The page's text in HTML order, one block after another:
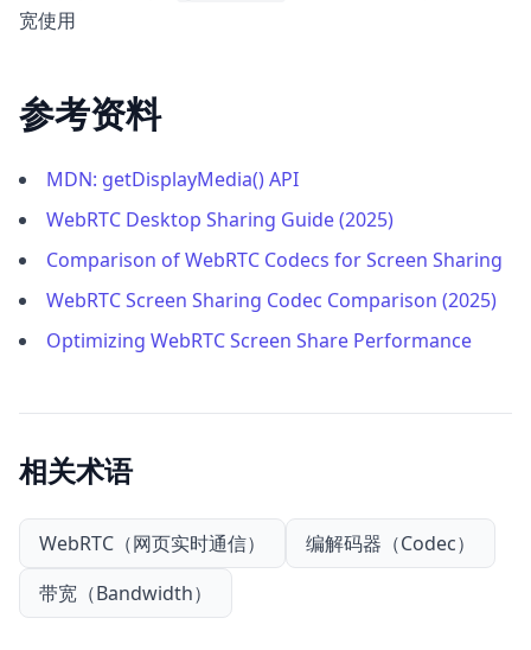
宽使用
参考资料
MDN: getDisplayMedia() API
WebRTC Desktop Sharing Guide (2025)
Comparison of WebRTC Codecs for Screen Sharing
WebRTC Screen Sharing Codec Comparison (2025)
Optimizing WebRTC Screen Share Performance
相关术语
WebRTC（网页实时通信）
编解码器（Codec）
带宽（Bandwidth）